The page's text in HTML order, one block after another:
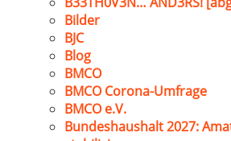
Bilder
BJC
Blog
BMCO
BMCO Corona-Umfrage
BMCO e.V.
Bundeshaushalt 2027: